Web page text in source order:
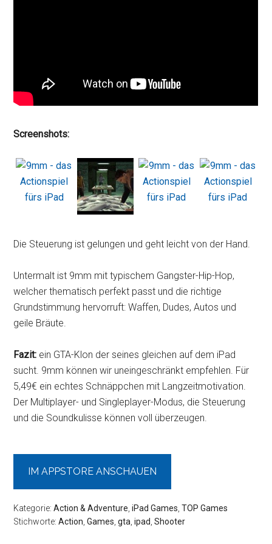
Screenshots:
Die Steuerung ist gelungen und geht leicht von der Hand.
Untermalt ist 9mm mit typischem Gangster-Hip-Hop,
welcher thematisch perfekt passt und die richtige
Grundstimmung hervorruft: Waffen, Dudes, Autos und
geile Bräute.
Fazit: ein GTA-Klon der seines gleichen auf dem iPad
sucht. 9mm können wir uneingeschränkt empfehlen. Für
5,49€ ein echtes Schnäppchen mit Langzeitmotivation.
Der Multiplayer- und Singleplayer-Modus, die Steuerung
und die Soundkulisse können voll überzeugen.
IM APPSTORE ANSCHAUEN
Kategorie:Action & Adventure ,iPad Games ,TOP Games
Stichworte:Action ,Games ,gta ,ipad ,Shooter